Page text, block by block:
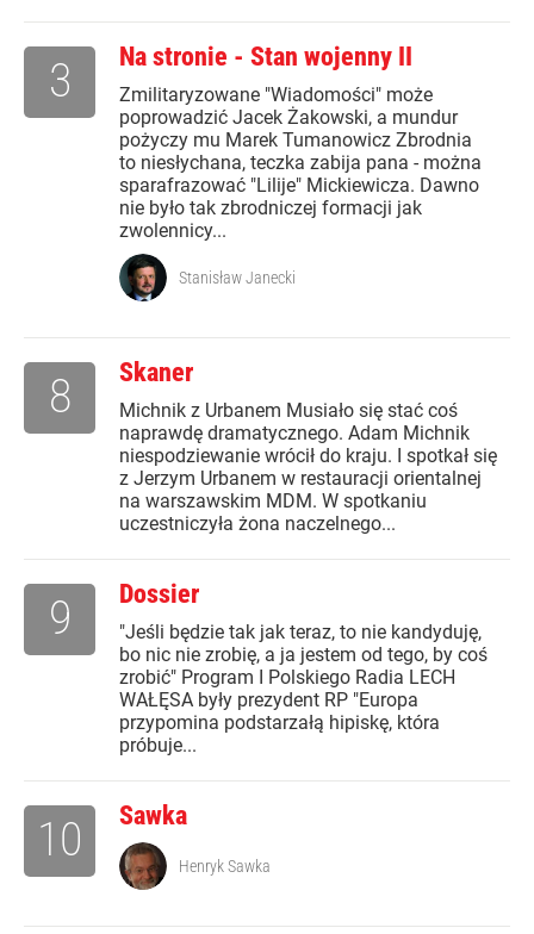
Na stronie - Stan wojenny II
Zmilitaryzowane "Wiadomości" może
poprowadzić Jacek Żakowski, a mundur
pożyczy mu Marek Tumanowicz Zbrodnia
to niesłychana, teczka zabija pana - można
sparafrazować "Lilije" Mickiewicza. Dawno
nie było tak zbrodniczej formacji jak
zwolennicy...
3
Stanisław Janecki
Skaner
Michnik z Urbanem Musiało się stać coś
naprawdę dramatycznego. Adam Michnik
niespodziewanie wrócił do kraju. I spotkał się
z Jerzym Urbanem w restauracji orientalnej
na warszawskim MDM. W spotkaniu
uczestniczyła żona naczelnego...
8
Dossier
"Jeśli będzie tak jak teraz, to nie kandyduję,
bo nic nie zrobię, a ja jestem od tego, by coś
zrobić" Program I Polskiego Radia LECH
WAŁĘSA były prezydent RP "Europa
przypomina podstarzałą hipiskę, która
próbuje...
9
Sawka
10 Henryk Sawka